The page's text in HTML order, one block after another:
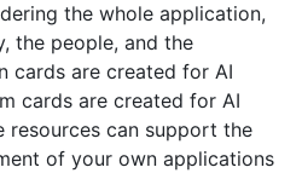
the whole application,
the people, and the
cards are created for AI
cards are created for AI
resources can support the
of your own applications